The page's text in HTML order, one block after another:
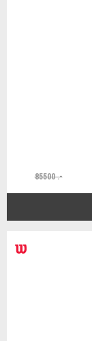
85500 .-